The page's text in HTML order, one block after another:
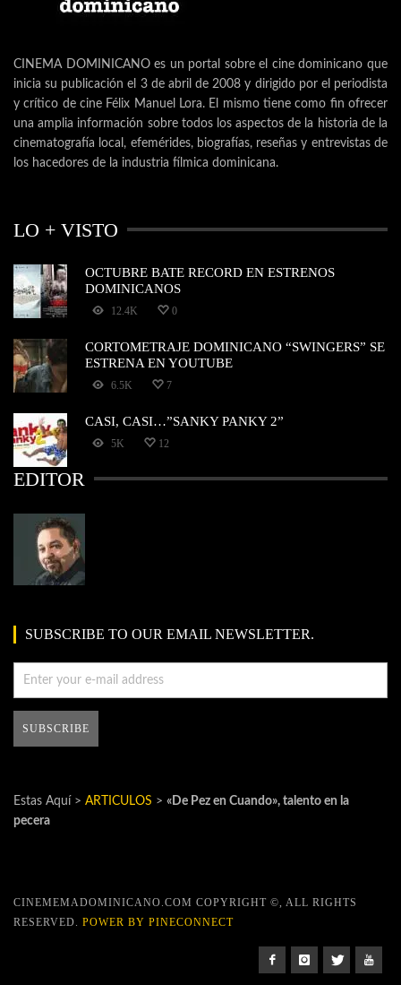
CINEMA DOMINICANO es un portal sobre el cine dominicano que
inicia su publicación el 3 de abril de 2008 y dirigido por el periodista
y crítico de cine Félix Manuel Lora. El mismo tiene como fin ofrecer
una amplia información sobre todos los aspectos de la historia de la
cinematografía local, efemérides, biografías, reseñas y entrevistas de
los hacedores de la industria fílmica dominicana.
LO + VISTO
OCTUBRE BATE RECORD EN ESTRENOS
DOMINICANOS
12.4K 0
CORTOMETRAJE DOMINICANO “SWINGERS” SE
ESTRENA EN YOUTUBE
6.5K 7
CASI, CASI…”SANKY PANKY 2”
5K 12
EDITOR
SUBSCRIBE TO OUR EMAIL NEWSLETTER.
Estas Aquí > ARTICULOS > «De Pez en Cuando», talento en la
pecera
CINEMEMADOMINICANO.COM COPYRIGHT ©, ALL RIGHTS
RESERVED. POWER BY PINECONNECT